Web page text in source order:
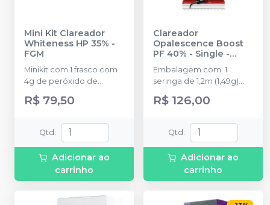
Mini Kit Clareador
Whiteness HP 35% -
FGM
Minikit com 1 frasco com
4g de peróxido de
+ 1 frasco com 2g de
com 2g de solução
Neutralize (neutralizante
de peróxidos) + 1
espátula e uma placa
para preparo do gel.
R$ 79,50
Qtd :
Adicionar ao
carrinho
Clareador
Opalescence Boost
PF 40% - Single -
ULTRADENT
Embalagem com: 1
seringa de 1,2m (1,49g)
Black Mini Tip.
R$ 126,00
Qtd :
Adicionar ao
carrinho